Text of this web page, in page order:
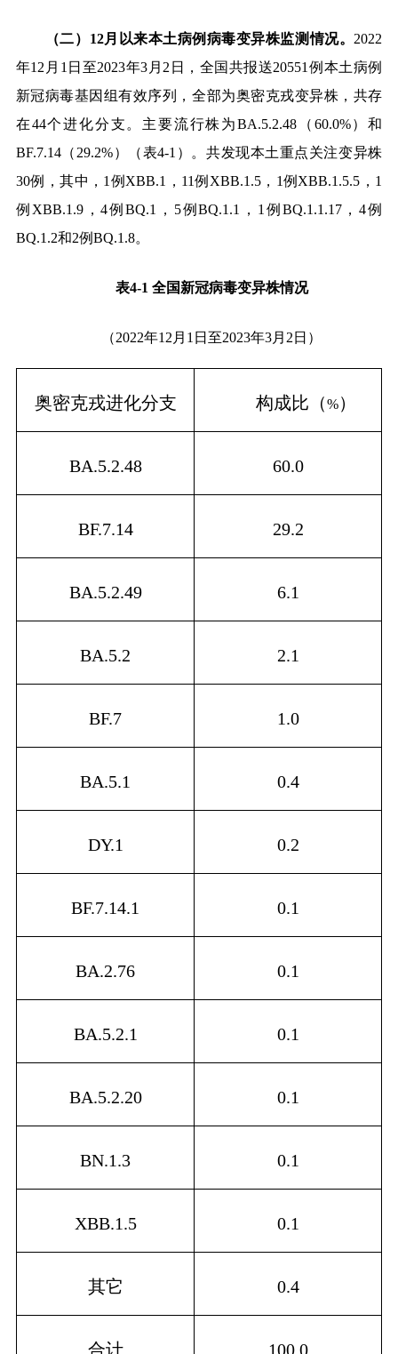
（二） 12月以来本土病例病毒变异株监测情况。 2022
年12 月 1 日至2023年3 月 2 日，全国共报送20551 例本土病例
新冠病毒基因组有效序列，全部为奥密克戎变异株，共存
在44个进化分支。主要流行株为BA.5.2.48（ 60.0%）和
BF.7.14（ 29.2%）（表4-1 ）。共发现本土重点关注变异株
30例，其中， 1 例 XBB.1 ， 11例 XBB.1.5， 1例 XBB.1.5.5 ， 1
例 XBB.1.9，4例BQ.1 ， 5例BQ.1.1 ， 1 例 BQ.1.1.17，4例
BQ.1.2和2例BQ.1.8。
表4-1 全国新冠病毒变异株情况
（2022年12 月 1 日至2023年3月 2 日）
奥密克戎进化分支 构成比（%）
BA.5.2.48 60.0
BF.7.14 29.2
BA.5.2.49 6.1
BA.5.2 2.1
BF.7 1.0
BA.5.1 0.4
DY.1 0.2
BF.7.14.1 0.1
BA.2.76 0.1
BA.5.2.1 0.1
BA.5.2.20 0.1
BN.1.3 0.1
XBB.1.5 0.1
其它 0.4
合计 100.0